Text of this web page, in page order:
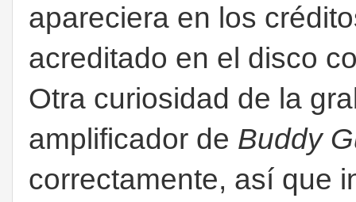
apareciera en los
acreditado en el disco
Otra curiosidad de la
amplificador de Buddy
correctamente, así que